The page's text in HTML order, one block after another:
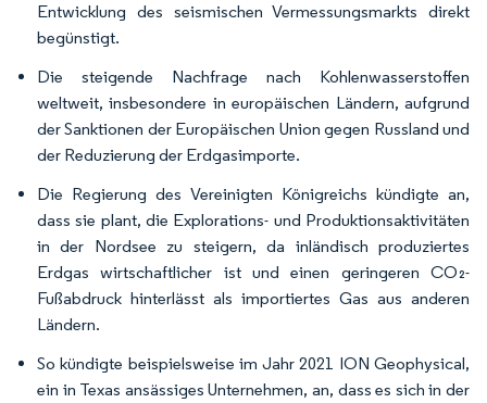
Entwicklung des seismischen Vermessungsmarkts direkt
begünstigt.
Die steigende Nachfrage nach Kohlenwasserstoffen
weltweit, insbesondere in europäischen Ländern, aufgrund
der Sanktionen der Europäischen Union gegen Russland und
der Reduzierung der Erdgasimporte.
Die Regierung des Vereinigten Königreichs kündigte an,
dass sie plant, die Explorations- und Produktionsaktivitäten
in der Nordsee zu steigern, da inländisch produziertes
Erdgas wirtschaftlicher ist und einen geringeren CO₂-
Fußabdruck hinterlässt als importiertes Gas aus anderen
Ländern.
So kündigte beispielsweise im Jahr 2021 ION Geophysical,
ein in Texas ansässiges Unternehmen, an, dass es sich in der